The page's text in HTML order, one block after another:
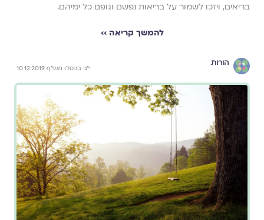
בריאים, ויזכו לשמור על בריאות נפשם וגופם כל ימיהם.
להמשך קריאה ››
הורות
י"ב בכסלו תש"ף 10.12.2019